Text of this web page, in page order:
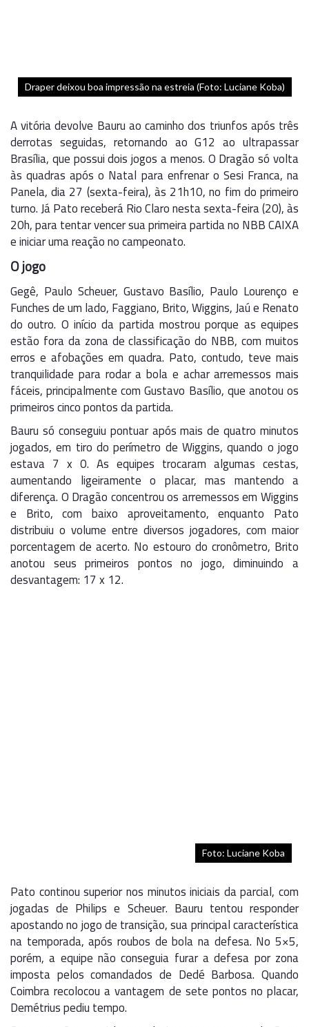
Draper deixou boa impressão na estreia (Foto: Luciane Koba)
A vitória devolve Bauru ao caminho dos triunfos após três
derrotas seguidas, retornando ao G12 ao ultrapassar
Brasília, que possui dois jogos a menos. O Dragão só volta
às quadras após o Natal para enfrenar o Sesi Franca, na
Panela, dia 27 (sexta-feira), às 21h10, no fim do primeiro
turno. Já Pato receberá Rio Claro nesta sexta-feira (20), às
20h, para tentar vencer sua primeira partida no NBB CAIXA
e iniciar uma reação no campeonato.
O jogo
Gegê, Paulo Scheuer, Gustavo Basílio, Paulo Lourenço e
Funches de um lado, Faggiano, Brito, Wiggins, Jaú e Renato
do outro. O início da partida mostrou porque as equipes
estão fora da zona de classificação do NBB, com muitos
erros e afobações em quadra. Pato, contudo, teve mais
tranquilidade para rodar a bola e achar arremessos mais
fáceis, principalmente com Gustavo Basílio, que anotou os
primeiros cinco pontos da partida.
Bauru só conseguiu pontuar após mais de quatro minutos
jogados, em tiro do perímetro de Wiggins, quando o jogo
estava 7 x 0. As equipes trocaram algumas cestas,
aumentando ligeiramente o placar, mas mantendo a
diferença. O Dragão concentrou os arremessos em Wiggins
e Brito, com baixo aproveitamento, enquanto Pato
distribuiu o volume entre diversos jogadores, com maior
porcentagem de acerto. No estouro do cronômetro, Brito
anotou seus primeiros pontos no jogo, diminuindo a
desvantagem: 17 x 12.
Foto: Luciane Koba
Pato continou superior nos minutos iniciais da parcial, com
jogadas de Philips e Scheuer. Bauru tentou responder
apostando no jogo de transição, sua principal característica
na temporada, após roubos de bola na defesa. No 5×5,
porém, a equipe não conseguia furar a defesa por zona
imposta pelos comandados de Dedé Barbosa. Quando
Coimbra recolocou a vantagem de sete pontos no placar,
Demétrius pediu tempo.